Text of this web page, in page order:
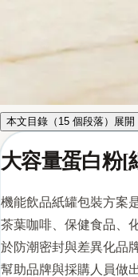
本文目錄（ 15 個段落） 展開
大容量蛋白粉[
機能飲品紙罐包裝方案
茶葉咖啡、保健食品、
於防潮密封與差異化品
幫助品牌與採購人員做